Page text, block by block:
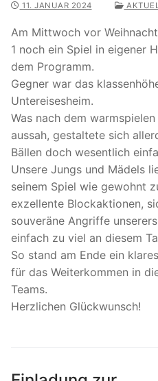
11. JANUAR 2024
Am Mittwoch vor
1 noch ein Spiel in eigener
dem Programm.
Gegner war das
Untereisesheim.
Was nach dem
aussah, gestaltete sich
Bällen doch wesentlich
Unsere Jungs und Mädels
seinem Spiel wie gewohnt
exzellente Blockaktionen,
souveräne Angriffe
einfach zu viel an diesem
So stand am Ende ein
für das Weiterkommen in
Teams.
Herzlichen Glückwunsch!